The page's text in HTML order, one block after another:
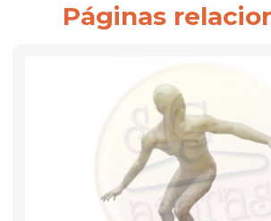
Páginas